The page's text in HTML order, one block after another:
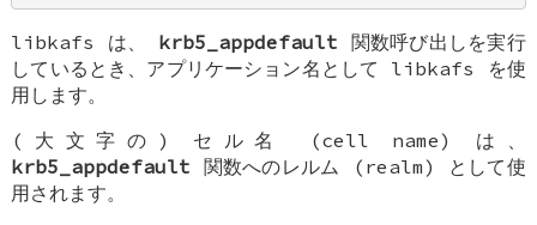
libkafs は、 krb5_appdefault 関数呼び出しを実行
しているとき、アプリケーション名として libkafs
を使
用します。
(大文字の) セル名 (cell name) は、
krb5_appdefault 関数へのレルム (realm) として使
用されます。